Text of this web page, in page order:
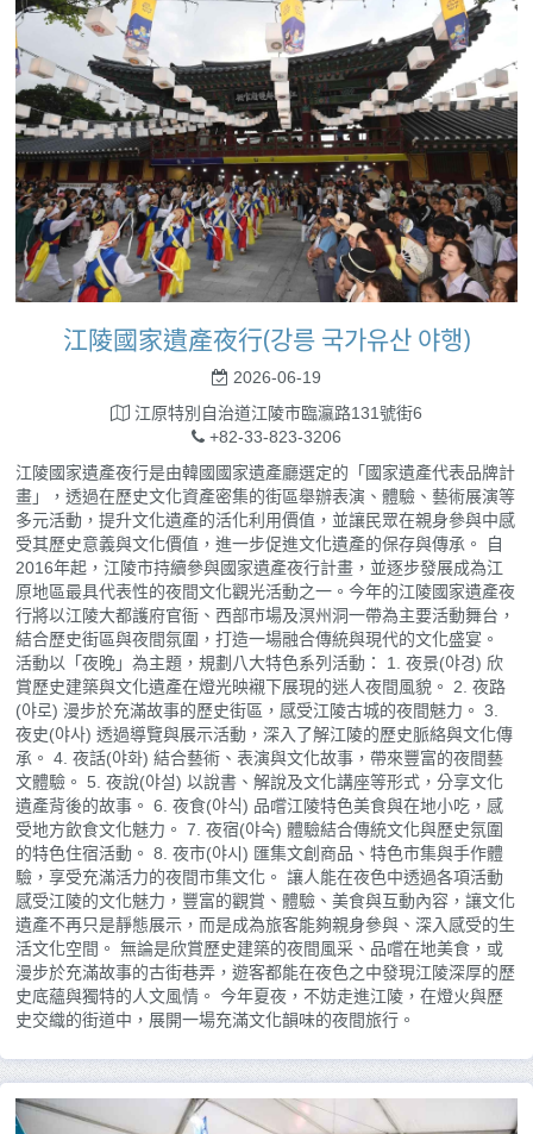
江陵國家遺產夜行(강릉 국가유산 야행)
2026-06-19
江原特別自治道江陵市臨瀛路131號街6
+82-33-823-3206
江陵國家遺產夜行是由韓國國家遺產廳選定的「國家遺產代表品牌計
畫」，透過在歷史文化資產密集的街區舉辦表演、體驗、藝術展演等
多元活動，提升文化遺產的活化利用價值，並讓民眾在親身參與中感
受其歷史意義與文化價值，進一步促進文化遺產的保存與傳承。 自
2016年起，江陵市持續參與國家遺產夜行計畫，並逐步發展成為江
原地區最具代表性的夜間文化觀光活動之一。今年的江陵國家遺產夜
行將以江陵大都護府官衙、西部市場及溟州洞一帶為主要活動舞台，
結合歷史街區與夜間氛圍，打造一場融合傳統與現代的文化盛宴。
活動以「夜晚」為主題，規劃八大特色系列活動： 1. 夜景(야경) 欣
賞歷史建築與文化遺產在燈光映襯下展現的迷人夜間風貌。 2. 夜路
(야로) 漫步於充滿故事的歷史街區，感受江陵古城的夜間魅力。 3.
夜史(야사) 透過導覽與展示活動，深入了解江陵的歷史脈絡與文化傳
承。 4. 夜話(야화) 結合藝術、表演與文化故事，帶來豐富的夜間藝
文體驗。 5. 夜說(야설) 以說書、解說及文化講座等形式，分享文化
遺產背後的故事。 6. 夜食(야식) 品嚐江陵特色美食與在地小吃，感
受地方飲食文化魅力。 7. 夜宿(야숙) 體驗結合傳統文化與歷史氛圍
的特色住宿活動。 8. 夜市(야시) 匯集文創商品、特色市集與手作體
驗，享受充滿活力的夜間市集文化。 讓人能在夜色中透過各項活動
感受江陵的文化魅力，豐富的觀賞、體驗、美食與互動內容，讓文化
遺產不再只是靜態展示，而是成為旅客能夠親身參與、深入感受的生
活文化空間。 無論是欣賞歷史建築的夜間風采、品嚐在地美食，或
漫步於充滿故事的古街巷弄，遊客都能在夜色之中發現江陵深厚的歷
史底蘊與獨特的人文風情。 今年夏夜，不妨走進江陵，在燈火與歷
史交織的街道中，展開一場充滿文化韻味的夜間旅行。